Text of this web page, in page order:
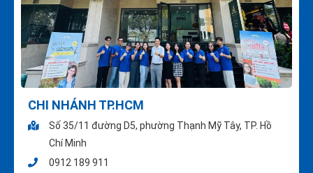
CHI NHÁNH TP.HCM
Số 35/11 đường D5, phường Thạnh Mỹ Tây, TP. Hồ
Chí Minh
0912 189 911